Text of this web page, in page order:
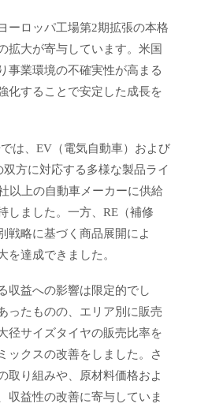
ーロッパ工場第2期拡張の本格
拡大が寄与しています。米国
事業環境の不確実性が高まる
化することで安定した成長を
は、EV（電気自動車）および
方に対応する多様な製品ライ
以上の自動車メーカーに供給
しました。一方、RE（補修
戦略に基づく商品展開によ
を達成できました。
収益への影響は限定的でし
ったものの、エリア別に販売
径サイズタイヤの販売比率を
ックスの改善をしました。さ
取り組みや、原材料価格およ
収益性の改善に寄与していま